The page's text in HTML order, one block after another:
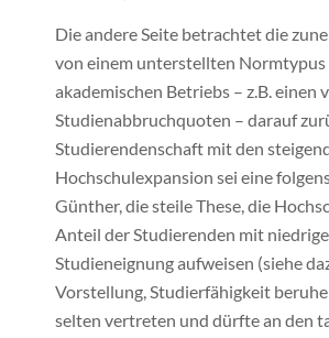
Die andere Seite betrachtet die
von einem unterstellten Normtypus
akademischen Betriebs – z.B.
Studienabbruchquoten – darauf
Studierendenschaft mit den
Hochschulexpansion sei eine
Günther, die steile These, die
Anteil der Studierenden mit
Studieneignung aufweisen (siehe
Vorstellung, Studierfähigkeit
selten vertreten und dürfte an den